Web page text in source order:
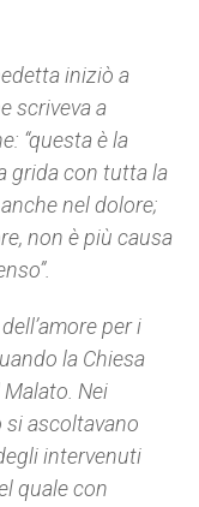
iniziò a
scriveva a
“questa è la
grida con tutta la
nel dolore;
non è più causa
per i
la Chiesa
Nei
si ascoltavano
intervenuti
quale con